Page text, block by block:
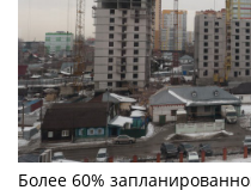
Более 60%